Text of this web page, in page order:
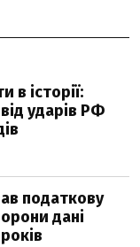
в історії:
ударів РФ
податкову
дані